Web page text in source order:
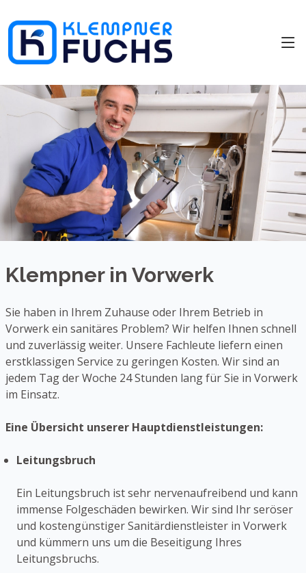
Klempner in Vorwerk
Sie haben in Ihrem Zuhause oder Ihrem Betrieb in
Vorwerk ein sanitäres Problem? Wir helfen Ihnen schnell
und zuverlässig weiter. Unsere Fachleute liefern einen
erstklassigen Service zu geringen Kosten. Wir sind an
jedem Tag der Woche 24 Stunden lang für Sie in Vorwerk
im Einsatz.
Eine Übersicht unserer Hauptdienstleistungen:
Leitungsbruch
Ein Leitungsbruch ist sehr nervenaufreibend und kann
immense Folgeschäden bewirken. Wir sind Ihr seröser
und kostengünstiger Sanitärdienstleister in Vorwerk
und kümmern uns um die Beseitigung Ihres
Leitungsbruchs.